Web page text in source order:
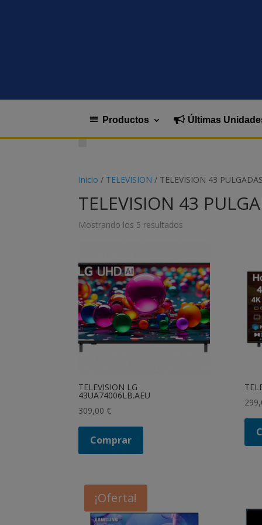
Productos Últimas
Inicio / TELEVISION / TELEVISION 43 PULGADAS
TELEVISION 43
Mostrando los 5 resultados
TELEVISION LG
43UA74006LB.AEU
309,00 €
Comprar
¡Oferta!